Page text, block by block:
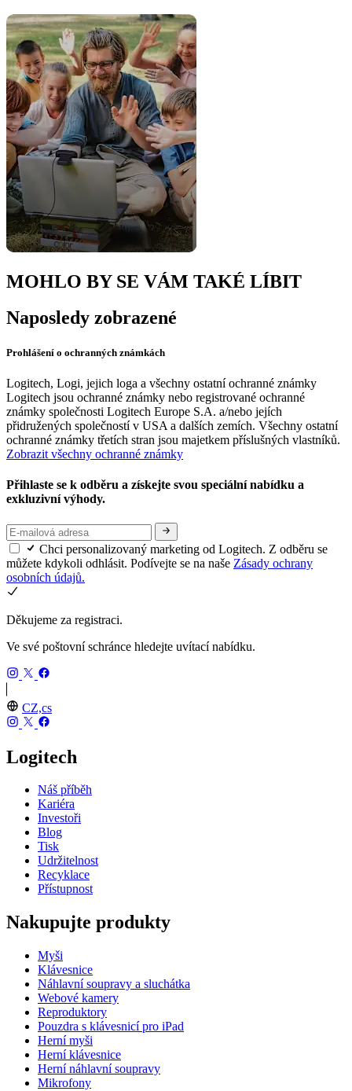
MOHLO BY SE VÁM TAKÉ LÍBIT
Naposledy zobrazené
Prohlášení o ochranných známkách
Logitech, Logi, jejich loga a všechny ostatní ochranné známky
Logitech jsou ochranné známky nebo registrované ochranné
známky společnosti Logitech Europe S.A. a/nebo jejích
přidružených společností v USA a dalších zemích. Všechny ostatní
ochranné známky třetích stran jsou majetkem příslušných vlastníků.
Zobrazit všechny ochranné známky
Přihlaste se k odběru a získejte svou speciální nabídku a
exkluzivní výhody.
Chci personalizovaný marketing od Logitech. Z odběru se
můžete kdykoli odhlásit. Podívejte se na naše Zásady ochrany
osobních údajů.
Děkujeme za registraci.
Ve své poštovní schránce hledejte uvítací nabídku.
CZ,cs
Logitech
Náš příběh
Kariéra
Investoři
Blog
Tisk
Udržitelnost
Recyklace
Přístupnost
Nakupujte produkty
Myši
Klávesnice
Náhlavní soupravy a sluchátka
Webové kamery
Reproduktory
Pouzdra s klávesnicí pro iPad
Herní myši
Herní klávesnice
Herní náhlavní soupravy
Mikrofony